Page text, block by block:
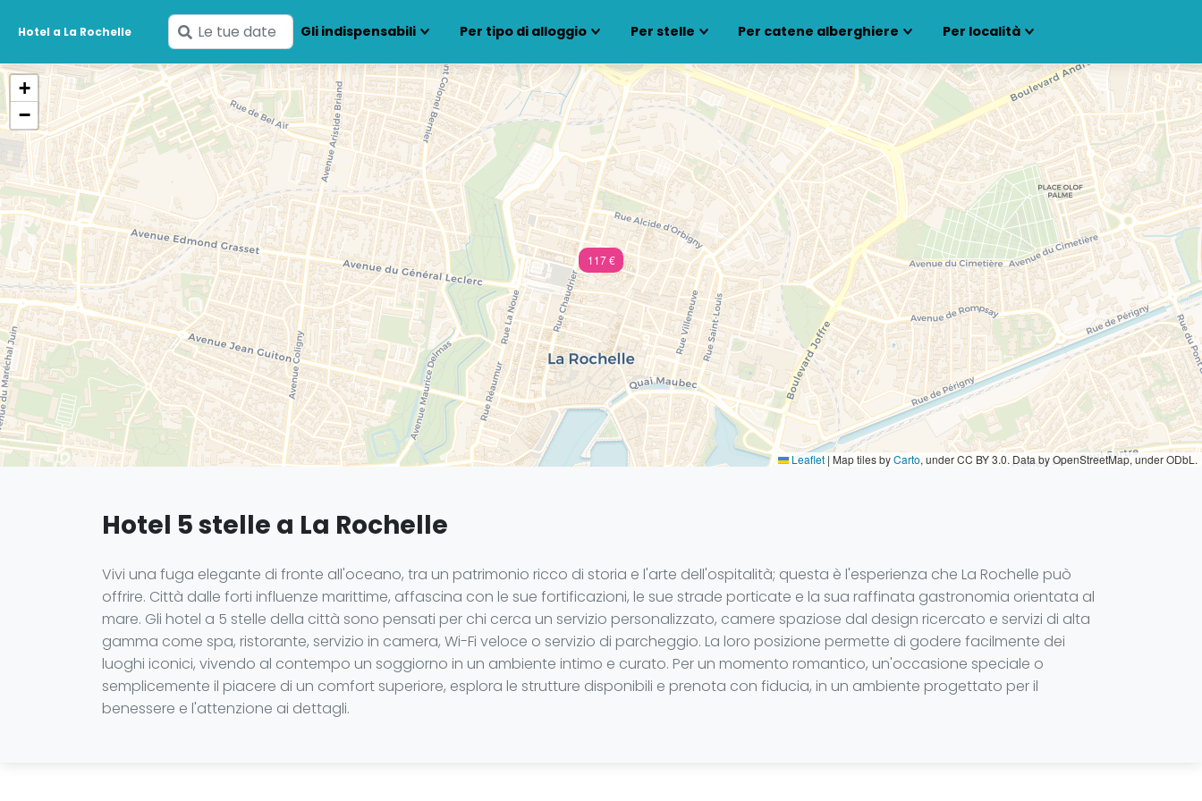
Hotel a La Rochelle
Inserisci
le
tue
date
Gli indispensabili Per tipo di alloggio Per stelle Per catene alberghiere Per località
117 €
+
−
Leaflet | Map tiles byCarto, under CC BY 3.0. Data by OpenStreetMap, under ODbL.
Hotel 5 stelle a La Rochelle
Vivi una fuga elegante di fronte all'oceano, tra un patrimonio ricco di storia e l'arte dell'ospitalità; questa è l'esperienza che La Rochelle può
offrire. Città dalle forti influenze marittime, affascina con le sue fortificazioni, le sue strade porticate e la sua raffinata gastronomia orientata al
mare. Gli hotel a 5 stelle della città sono pensati per chi cerca un servizio personalizzato, camere spaziose dal design ricercato e servizi di alta
gamma come spa, ristorante, servizio in camera, Wi-Fi veloce o servizio di parcheggio. La loro posizione permette di godere facilmente dei
luoghi iconici, vivendo al contempo un soggiorno in un ambiente intimo e curato. Per un momento romantico, un'occasione speciale o
semplicemente il piacere di un comfort superiore, esplora le strutture disponibili e prenota con fiducia, in un ambiente progettato per il
benessere e l'attenzione ai dettagli.